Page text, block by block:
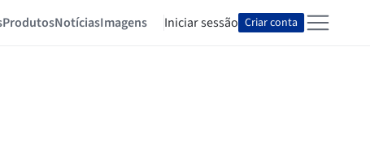
ProdutosNotíciasImagens Iniciar sessão Criar conta